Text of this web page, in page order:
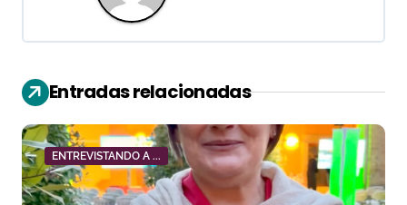
c
i
ó
n
d
Entradas relacionadas
ENTREVISTANDO A ...